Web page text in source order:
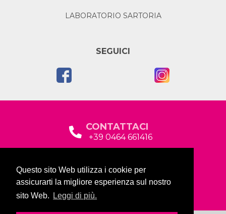
Questo sito Web utilizza i cookie per
assicurarti la migliore esperienza sul nostro
sito Web.
Leggi di più.
LABORATORIO SARTORIA
SEGUICI
CONTATTACI
+39 0464 661416
Via Baltera, 19
38066 Riva del Garda (TN)